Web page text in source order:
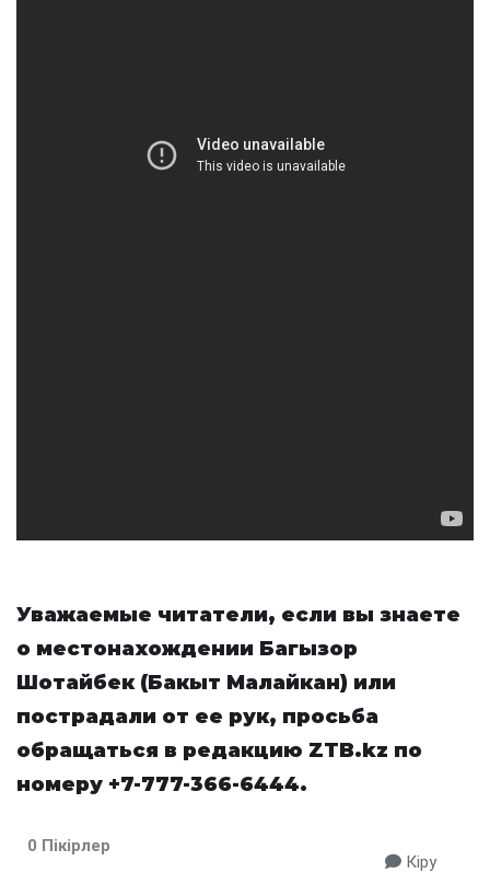
Уважаемые читатели, если вы знаете
о местонахождении Багызор
Шотайбек (Бакыт Малайкан) или
пострадали от ее рук, просьба
обращаться в редакцию ZTB.kz по
номеру +7-777-366-6444.
0 Пікірлер
Кіру